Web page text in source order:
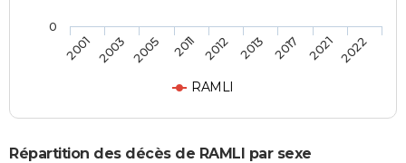
RAMLI
2001 2003 2005 2011 2012 2013 2017 2021 2022
0
Répartition des décès de RAMLI par sexe